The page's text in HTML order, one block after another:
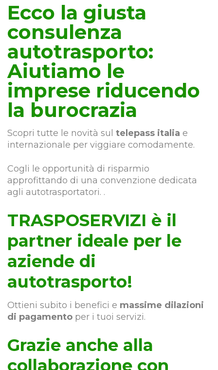
Ecco la giusta
consulenza
autotrasporto:
Aiutiamo le
imprese riducendo
la burocrazia
Scopri tutte le novità sul telepass italia e
internazionale per viggiare comodamente.
Cogli le opportunità di risparmio
approfittando di una convenzione dedicata
agli autotrasportatori. .
TRASPOSERVIZI è il
partner ideale per le
aziende di
autotrasporto!
Ottieni subito i benefici e massime dilazioni
di pagamento per i tuoi servizi.
Grazie anche alla
collaborazione con